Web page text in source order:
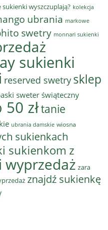
sukienki wyszczuplają? kolekcja
ubrania markowe
swetry monnari sukienki
sukienki
reserved swetry sklep
sweter świąteczny
złtanie
ubrania damskie wiosna
sukienkach
sukienkom z
wyprzedaż zara
znajdź sukienkę